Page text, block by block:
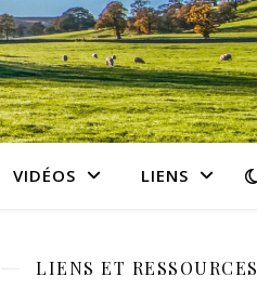
VIDÉOS LIENS
LIENS ET RESSOURCES